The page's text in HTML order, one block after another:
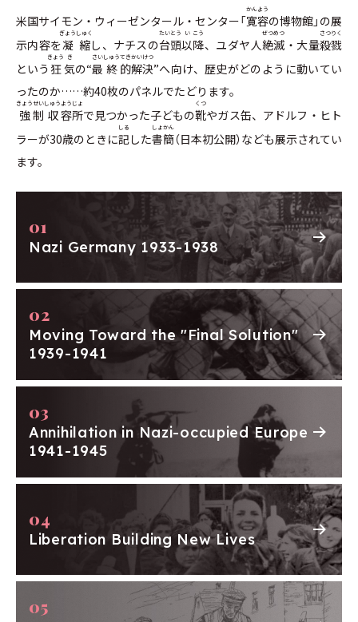
は、さらなる侵略を進めることになる
8月
オリンピックが2週間にわたりドイツで開催
反ユダヤ主義が公式に行われているという報道が
誇張であると海外からの訪問者が信じるよう、ヒ
トラーは反ユダヤ宣伝活動の一時的な停止を命じ
た
11月25日日独防共協定の締結
7月15日 ブーヘンヴァルト強制収容所開設
1938
3月13日
ナチスによるオーストリア併合により、すべての
反ユダヤ法令が直ちにオーストリアにて適用
ヨーロッパのユダヤ人亡命者について話し合う会
議が、アメリカのルーズベルト大統領のよびかけ
でフランスのエビアンで開催。難民への同情がし
めされる一方で、ナチスの暴虐から逃れるユダヤ
人を受け入れようとする国はほとんどなかった
−30日
英仏の両国、ミュンヘン会談でドイツによるズデ
ーテン地方（チェコスロバキア西部）占領に同意
10月5日
大量のユダヤ難民の受け入れを望まないスイス当
局の要請に基づき、ドイツは全てのユダヤ人のパ
スポートに大きな赤い文字で「J」というマークを付
米国サイモン・ウィーゼンタール・センター「寛
かん
容
よう
の博物館」の展
示内容を凝
ぎょう
縮
しゅく
し、ナチスの台頭
たいとう
以
い
降
こう
、ユダヤ人絶
ぜつ
滅
めつ
・大量殺
さつ
戮
りく
という 狂
きょう
気
き
の“最
さい
終
しゅう
的
てき
解
かい
決
けつ
”へ向け、歴史がどのように動いてい
ったのか……約40枚のパネルでたどります。
強
きょう
制
せい
収
しゅう
容
よう
所
じょ
で見つかった子どもの靴
くつ
やガス缶、アドルフ・ヒト
ラーが30歳のときに記
しる
した書
しょ
簡
かん
（日本初公開）なども展示されてい
ます。
Nazi Germany 1933-1938
Moving Toward the "Final Solution"
1939-1941
Annihilation in Nazi-occupied Europe
1941-1945
Liberation Building New Lives